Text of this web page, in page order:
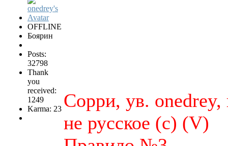
OFFLINE
Боярин
Posts:
32798
Thank
you
received:
1249
Karma: 23 Сорри, ув.
не русское (с) (V)